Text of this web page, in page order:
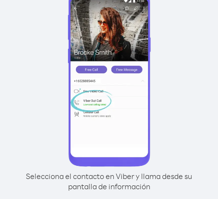
Selecciona el contacto en Viber y llama desde su
pantalla de información